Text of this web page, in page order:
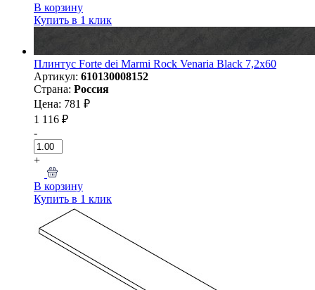
В корзину
Купить в 1 клик
Плинтус Forte dei Marmi Rock Venaria Black 7,2x60
Артикул: 610130008152
Страна: Россия
Цена: 781 ₽
1 116 ₽
-
+
В корзину
Купить в 1 клик